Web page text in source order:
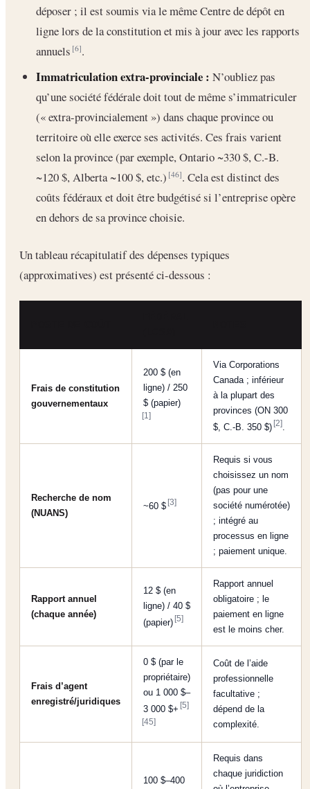
déposer ; il est soumis via le même Centre de dépôt en
ligne lors de la constitution et mis à jour avec les rapports
annuels[6].
Immatriculation extra-provinciale : N’oubliez pas
qu’une société fédérale doit tout de même s’immatriculer
(« extra-provincialement ») dans chaque province ou
territoire où elle exerce ses activités. Ces frais varient
selon la province (par exemple, Ontario ~330 $, C.-B.
~120 $, Alberta ~100 $, etc.)[46]. Cela est distinct des
coûts fédéraux et doit être budgétisé si l’entreprise opère
en dehors de sa province choisie.
Un tableau récapitulatif des dépenses typiques
(approximatives) est présenté ci-dessous :
Frais de constitution
gouvernementaux
200 $ (en
ligne) / 250
$ (papier)
[1]
Via Corporations
Canada ; inférieur
à la plupart des
provinces (ON 300
$, C.-B. 350 $)[2].
Recherche de nom
(NUANS)
~60 $[3]
Requis si vous
choisissez un nom
(pas pour une
société numérotée)
; intégré au
processus en ligne
; paiement unique.
Rapport annuel
(chaque année)
12 $ (en
ligne) / 40 $
(papier)[5]
Rapport annuel
obligatoire ; le
paiement en ligne
est le moins cher.
Frais d’agent
enregistré/juridiques
0 $ (par le
propriétaire)
ou 1 000 $–
3 000 $+[5]
[45]
Coût de l’aide
professionnelle
facultative ;
dépend de la
complexité.
100 $–400
Requis dans
chaque juridiction